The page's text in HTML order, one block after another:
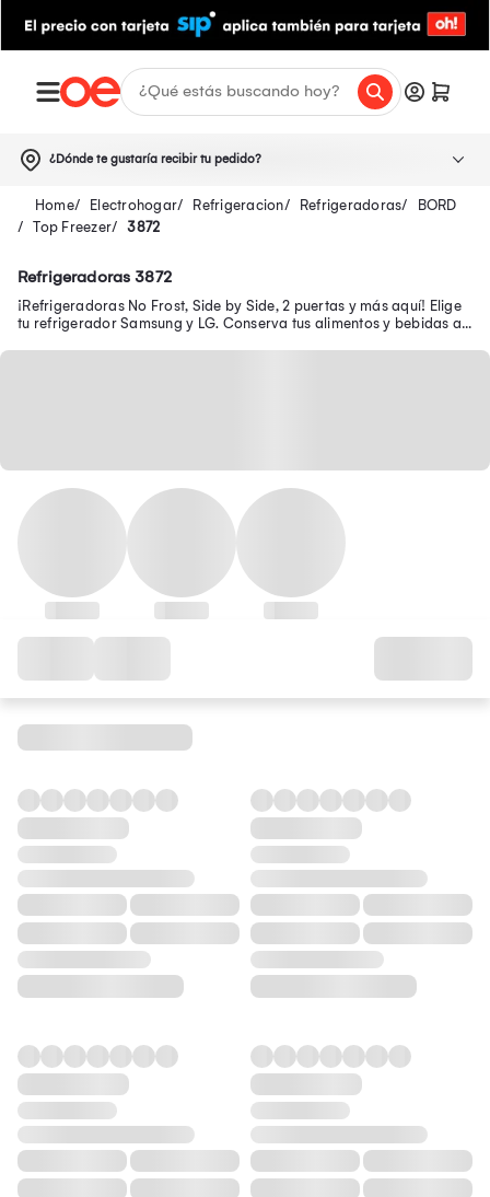
¿Dónde te gustaría recibir tu pedido?
Electrohogar Refrigeracion Refrigeradoras
BORD
Top Freezer
3872
Refrigeradoras 3872
¡Refrigeradoras No Frost, Side by Side, 2 puertas y más aquí! Elige
tu refrigerador Samsung y LG. Conserva tus alimentos y bebidas a